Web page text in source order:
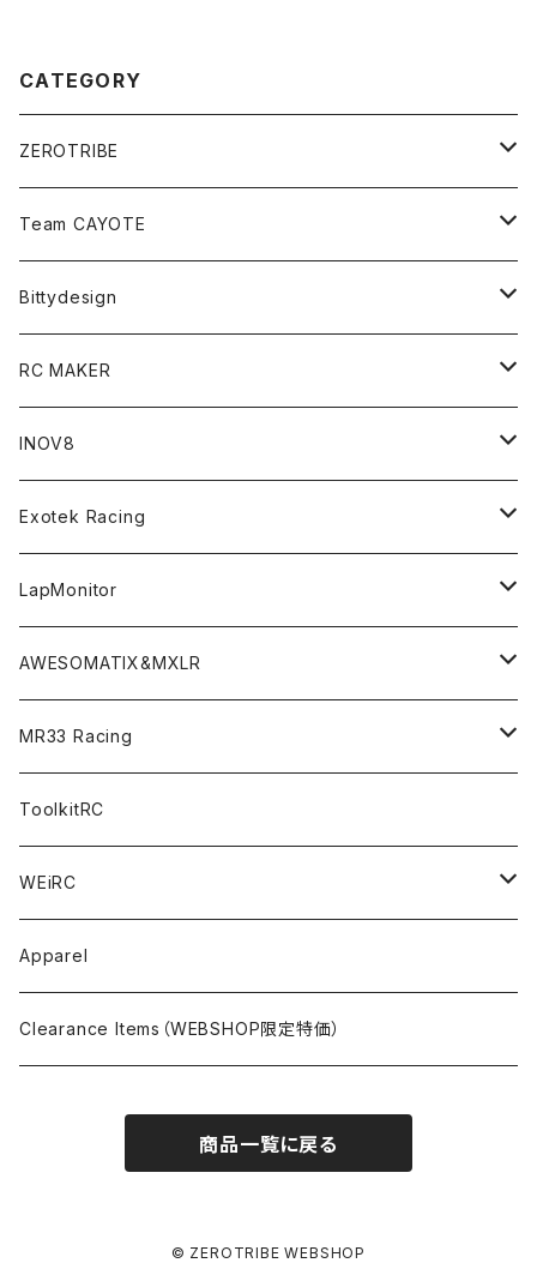
CATEGORY
ZEROTRIBE
Zetricks（Spare & Optional）
T4 MID Conversion Kit
T4 FWD Conversion Kit
BD9 MID Conversion Kit
Option Parts For TRF420,420X
Option Parts For TA08/TA08R
TA08
TA08R
Option Parts For XRAY T4
Option Parts For YOKOMO BD9
Option Parts For YOKOMO BD8
Accessories
Discontinued Products
Option Parts For A800R
Team CAYOTE
Batteries
Merchandise
Accessories
CREST ESC
CREST X EVO
CRESR RS120
CREST Stocki Motor
CREST Modi Motor
Special Set（ZEROTRIBEオリジナル）
Bittydesign
On-Road Clear Body＜オンロード用ボディ＞
GT8 （1/8 W/B325mm,W/B360mm）
LMH （1/10 190mm）
M-Chassis（1/10 W/B210-225mm）
F1（1/10）
Liquid Mask＜リキッドマスク＞
Accessories＜バッグ/その他製品＞
Stencils＜エアブラシ用ステンシル＞
RC MAKER
SP2＜組立キット／スペアー＆オプションパーツ＞
SP1＜組立キット／スペアー＆オプションパーツ＞
SP1-F＜組立キット／スペアー＆オプションパーツ＞
Awesomatix
A800MMX
A800R
XRAY
X4
X4F
Accessories
YOKOMO
BD12
BD11
MUGEN
MTC2
SANWA
Schumacher
INOV8
Bodyshell Accessories
Setup Tools
Pit Accessories
Radio Accessories
Option Parts
Electronics
Tire Cleaner/Additive
Exotek Racing
Bodies
F1ULTRA
RUBBER TIRES＆WHEEL
LapMonitor
Decoder
Transponder
Accessories
AWESOMATIX&MXLR
A800R（KIT＆Spare & Optional）
A12（KIT＆Spare & Optional）
MR33 Racing
Chemicals＜ケミカル＞
Shock Oil＜ショックオイル＞
Diff Oil＜デフオイル＞
Ball Bearing Oil＜ボールベアリングオイル＞
Tires＜タイヤ関連＞
Additive＜グリップ剤＞
Glue＜瞬間接着剤＞
1/12 Racing＜1/12レーシングタイヤ用＞
OptionParts＜オプションパーツ＞
AWESOMATIX A800R＜A800R用オプション＞
Accessories＜アクセサリー＞
Pinions/Spur Gears＜ピニオン/スパーギア＞
Tools＜ドライバー他＞
Batteries＜バッテリー（バッグ,コネクター類含）＞
Safety Bags＜セーフティバッグ＞
Electronics＜電子系部品＞
ToolkitRC
WEiRC
Spring Steel Chassis
DLC Black Spring Steel Chassis
Apparel
Clearance Items（WEBSHOP限定特価）
商品一覧に戻る
© ZEROTRIBE WEBSHOP